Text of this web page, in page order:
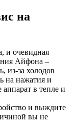
на
и очевидная
Айфона –
из-за холодов
на нажатия и
в тепле и
и выждите
вы не